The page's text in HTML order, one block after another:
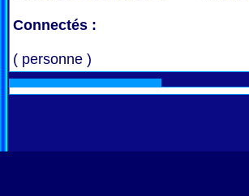
Connectés :
( personne )